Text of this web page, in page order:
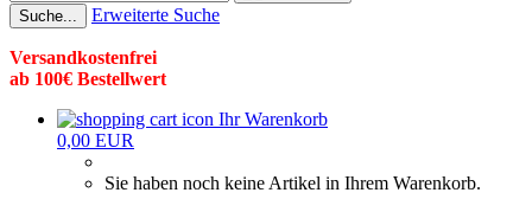
Suche... Erweiterte Suche
Versandkostenfrei
ab 100€ Bestellwert
Ihr Warenkorb
0,00 EUR
Sie haben noch keine Artikel in Ihrem Warenkorb.